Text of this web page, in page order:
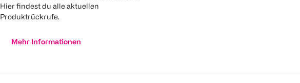
Hier findest du alle aktuellen
Produktrückrufe.
Mehr Informationen